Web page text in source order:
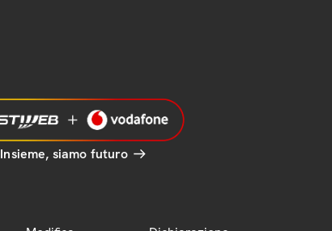
Insieme, siamo futuro